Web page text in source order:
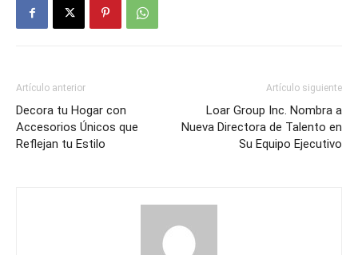
Artículo anterior
Decora tu Hogar con
Accesorios Únicos que
Reflejan tu Estilo
Artículo siguiente
Loar Group Inc. Nombra a
Nueva Directora de Talento en
Su Equipo Ejecutivo